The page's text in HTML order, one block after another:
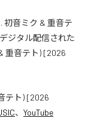
初音ミク & 重音テ
ジタル配信された
重音テト) [2026
テト) [2026
、 YouTube